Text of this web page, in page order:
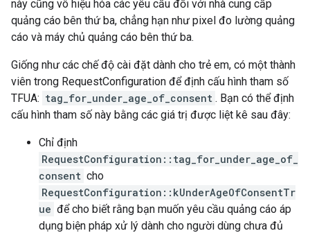
này cũng vô hiệu hóa các yêu cầu đối với nhà cung cấp
quảng cáo bên thứ ba, chẳng hạn như pixel đo lường quảng
cáo và máy chủ quảng cáo bên thứ ba.
Giống như các chế độ cài đặt dành cho trẻ em, có một thành
viên trong RequestConfiguration để định cấu hình tham số
TFUA: tag_for_under_age_of_consent . Bạn có thể định
cấu hình tham số này bằng các giá trị được liệt kê sau đây:
Chỉ định
RequestConfiguration::tag_for_under_age_of_
consent cho
RequestConfiguration::kUnderAgeOfConsentTr
ue để cho biết rằng bạn muốn yêu cầu quảng cáo áp
dụng biện pháp xử lý dành cho người dùng chưa đủ